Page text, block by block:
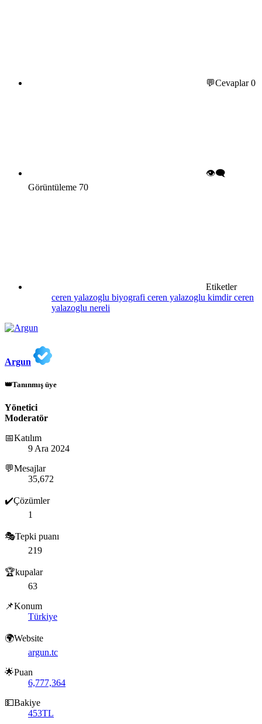
💬Cevaplar0
👁️‍🗨️
Görüntüleme 70
Etiketler
ceren yalazoglu biyografi ceren yalazoglu kimdirceren
yalazoglu nereli
Argun
👑Tanınmış üye
Yönetici
Moderatör
📅Katılım
9 Ara 2024
💬Mesajlar
35,672
✔️Çözümler
1
🎭Tepki puanı
219
🏆kupalar
63
📌Konum
Türkiye
🌍Website
argun.tc
🌟Puan
6,777,364
💵Bakiye
453TL